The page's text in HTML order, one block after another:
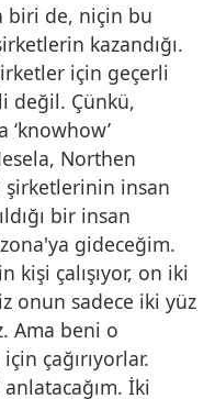
biri de, niçin bu
kazandığı.
için geçerli
değil. Çünkü,
Northen
insan
bir insan
gideceğim.
kişi çalışıyor, on iki
onun sadece iki yüz
Ama beni o
çağırıyorlar.
İki